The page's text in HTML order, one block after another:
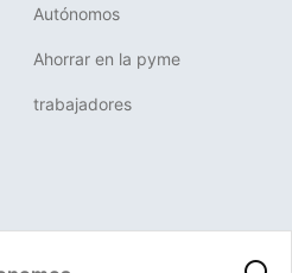
Autónomos
Ahorrar en la pyme
trabajadores